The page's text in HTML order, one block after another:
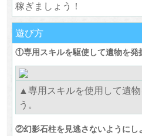
稼ぎましょう！
遊び方
①専用スキルを駆使して遺物を発
▲専用スキルを使用して遺物
う。
②幻影石柱を見逃さないようにし